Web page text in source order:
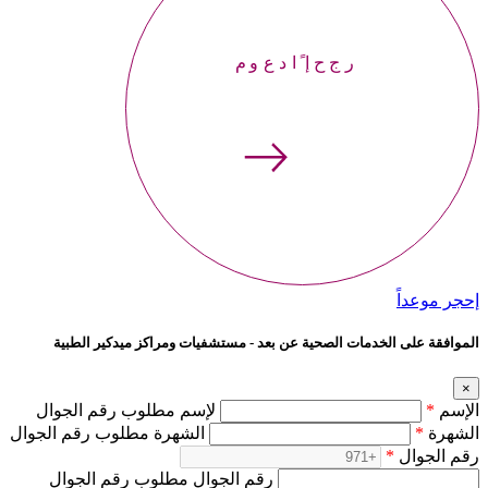
إحجر موعداً
إحجر موعداً
الموافقة على الخدمات الصحية عن بعد - مستشفيات ومراكز ميدكير الطبية
×
الإسم *
لإسم مطلوب رقم الجوال
الشهرة *
الشهرة مطلوب رقم الجوال
رقم الجوال *
رقم الجوال مطلوب رقم الجوال